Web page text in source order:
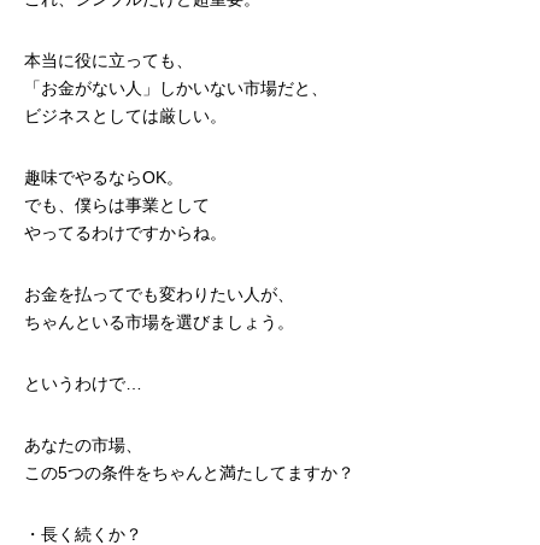
本当に役に立っても、
「お金がない人」しかいない市場だと、
ビジネスとしては厳しい。
趣味でやるならOK。
でも、僕らは事業として
やってるわけですからね。
お金を払ってでも変わりたい人が、
ちゃんといる市場を選びましょう。
というわけで…
あなたの市場、
この5つの条件をちゃんと満たしてますか？
・長く続くか？